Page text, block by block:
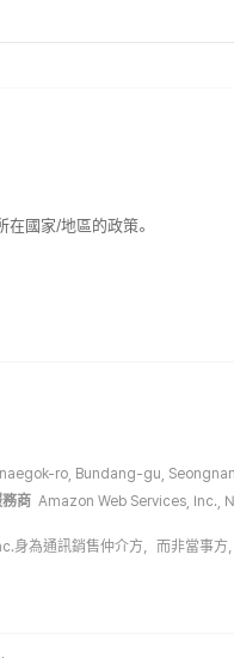
國家/地區的政策。
ro, Bundang-gu,
商 Amazon Web Services, Inc.,
為通訊銷售仲介方，而非當事方